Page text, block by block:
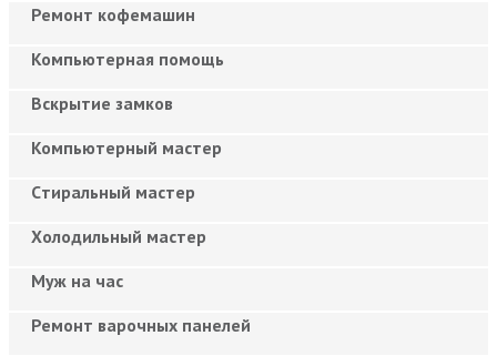
Ремонт кофемашин
Компьютерная помощь
Вскрытие замков
Компьютерный мастер
Cтиральный мастер
Холодильный мастер
Муж на час
Ремонт варочных панелей